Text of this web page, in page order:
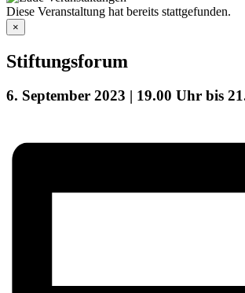
Diese Veranstaltung hat bereits stattgefunden.
×
Stiftungsforum
6. September 2023 | 19.00 Uhr bis